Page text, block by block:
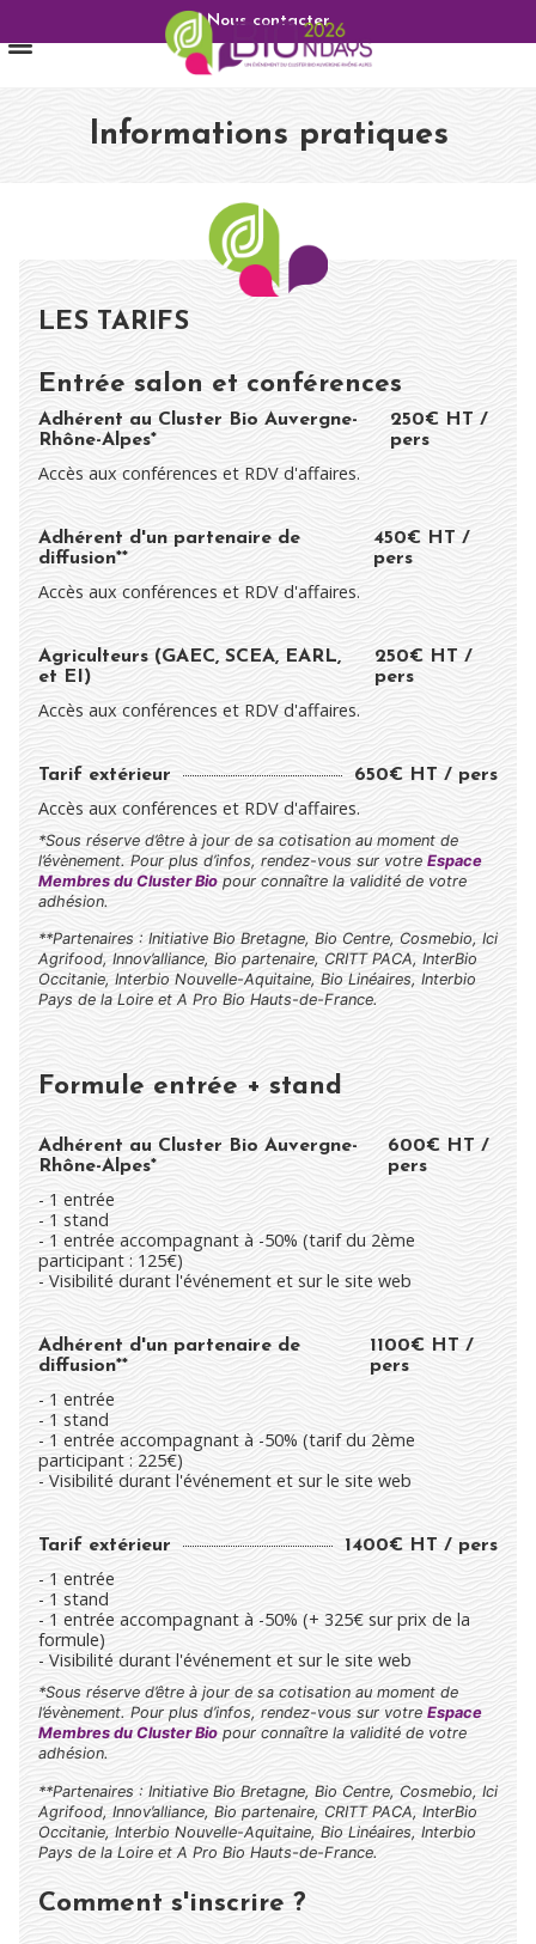
Nous contacter
Informations pratiques
LES TARIFS
Entrée salon et conférences
Adhérent au Cluster Bio Auvergne-
Rhône-Alpes*
250€ HT /
pers
Accès aux conférences et RDV d'affaires.
Adhérent d'un partenaire de
diffusion**
450€ HT /
pers
Accès aux conférences et RDV d'affaires.
Agriculteurs (GAEC, SCEA, EARL,
et EI)
250€ HT /
pers
Accès aux conférences et RDV d'affaires.
Tarif extérieur 650€ HT / pers
Accès aux conférences et RDV d'affaires.
*Sous réserve d’être à jour de sa cotisation au moment de
l’évènement. Pour plus d’infos, rendez-vous sur votre Espace
Membres du Cluster Bio pour connaître la validité de votre
adhésion.
**Partenaires : Initiative Bio Bretagne, Bio Centre, Cosmebio, Ici
Agrifood, Innov’alliance, Bio partenaire, CRITT PACA, InterBio
Occitanie, Interbio Nouvelle-Aquitaine, Bio Linéaires, Interbio
Pays de la Loire et A Pro Bio Hauts-de-France.
Formule entrée + stand
Adhérent au Cluster Bio Auvergne-
Rhône-Alpes*
600€ HT /
pers
- 1 entrée
- 1 stand
- 1 entrée accompagnant à -50% (tarif du 2ème
participant : 125€)
- Visibilité durant l'événement et sur le site web
Adhérent d'un partenaire de
diffusion**
1100€ HT /
pers
- 1 entrée
- 1 stand
- 1 entrée accompagnant à -50% (tarif du 2ème
participant : 225€)
- Visibilité durant l'événement et sur le site web
Tarif extérieur 1400€ HT / pers
- 1 entrée
- 1 stand
- 1 entrée accompagnant à -50% (+ 325€ sur prix de la
formule)
- Visibilité durant l'événement et sur le site web
*Sous réserve d’être à jour de sa cotisation au moment de
l’évènement. Pour plus d’infos, rendez-vous sur votre Espace
Membres du Cluster Bio pour connaître la validité de votre
adhésion.
**Partenaires : Initiative Bio Bretagne, Bio Centre, Cosmebio, Ici
Agrifood, Innov’alliance, Bio partenaire, CRITT PACA, InterBio
Occitanie, Interbio Nouvelle-Aquitaine, Bio Linéaires, Interbio
Pays de la Loire et A Pro Bio Hauts-de-France.
Comment s'inscrire ?